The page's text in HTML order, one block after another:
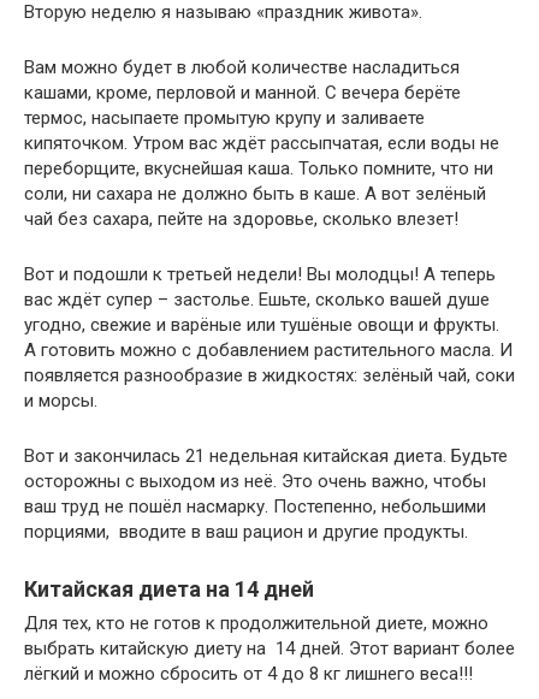
Вторую неделю я называю «праздник живота».
Вам можно будет в любой количестве насладиться
кашами, кроме, перловой и манной. С вечера берёте
термос, насыпаете промытую крупу и заливаете
кипяточком. Утром вас ждёт рассыпчатая, если воды не
переборщите, вкуснейшая каша. Только помните, что ни
соли, ни сахара не должно быть в каше. А вот зелёный
чай без сахара, пейте на здоровье, сколько влезет!
Вот и подошли к третьей недели! Вы молодцы! А теперь
вас ждёт супер – застолье. Ешьте, сколько вашей душе
угодно, свежие и варёные или тушёные овощи и фрукты.
А готовить можно с добавлением растительного масла. И
появляется разнообразие в жидкостях: зелёный чай, соки
и морсы.
Вот и закончилась 21 недельная китайская диета. Будьте
осторожны с выходом из неё. Это очень важно, чтобы
ваш труд не пошёл насмарку. Постепенно, небольшими
порциями, вводите в ваш рацион и другие продукты.
Китайская диета на 14 дней
Для тех, кто не готов к продолжительной диете, можно
выбрать китайскую диету на 14 дней. Этот вариант более
лёгкий и можно сбросить от 4 до 8 кг лишнего веса!!!